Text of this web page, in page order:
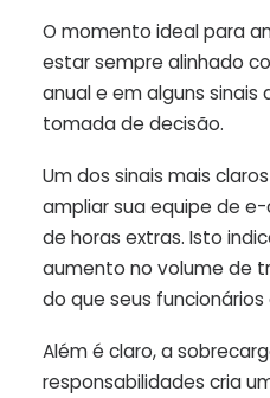
O momento ideal para
estar sempre alinhado
anual e em alguns sinais
tomada de decisão.
Um dos sinais mais
ampliar sua equipe de
de horas extras. Isto
aumento no volume de
do que seus
Além é claro, a
responsabilidades cria